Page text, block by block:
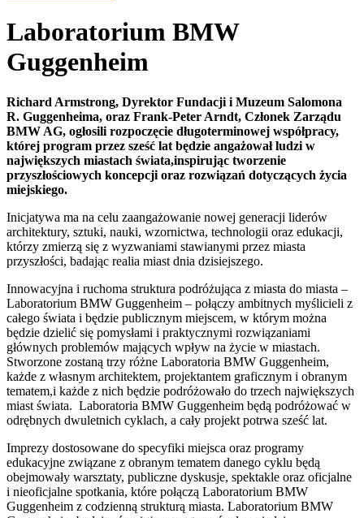
Laboratorium BMW
Guggenheim
Richard Armstrong, Dyrektor Fundacji i Muzeum Salomona
R. Guggenheima, oraz Frank-Peter Arndt, Członek Zarządu
BMW AG, ogłosili rozpoczęcie długoterminowej współpracy,
której program przez sześć lat będzie angażował ludzi w
największych miastach świata,inspirując tworzenie
przyszłościowych koncepcji oraz rozwiązań dotyczących życia
miejskiego.
Inicjatywa ma na celu zaangażowanie nowej generacji liderów
architektury, sztuki, nauki, wzornictwa, technologii oraz edukacji,
którzy zmierzą się z wyzwaniami stawianymi przez miasta
przyszłości, badając realia miast dnia dzisiejszego.
Innowacyjna i ruchoma struktura podróżująca z miasta do miasta –
Laboratorium BMW Guggenheim – połączy ambitnych myślicieli z
całego świata i będzie publicznym miejscem, w którym można
będzie dzielić się pomysłami i praktycznymi rozwiązaniami
głównych problemów mających wpływ na życie w miastach.
Stworzone zostaną trzy różne Laboratoria BMW Guggenheim,
każde z własnym architektem, projektantem graficznym i obranym
tematem,i każde z nich będzie podróżowało do trzech największych
miast świata. Laboratoria BMW Guggenheim będą podróżować w
odrębnych dwuletnich cyklach, a cały projekt potrwa sześć lat.
Imprezy dostosowane do specyfiki miejsca oraz programy
edukacyjne związane z obranym tematem danego cyklu będą
obejmowały warsztaty, publiczne dyskusje, spektakle oraz oficjalne
i nieoficjalne spotkania, które połączą Laboratorium BMW
Guggenheim z codzienną strukturą miasta. Laboratorium BMW